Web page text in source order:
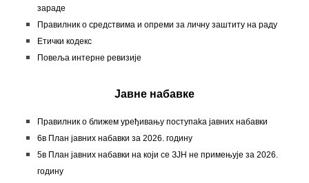
зараде
Правилник о средствима и опреми за личну заштиту на раду
Етички кодекс
Повеља интерне ревизије
Јавне набавке
Правилник о ближем уређивању поступaka јавних набавки
6в План јавних набавки за 2026. годину
5в План јавних набавки на који се ЗЈН не примењује за 2026.
годину